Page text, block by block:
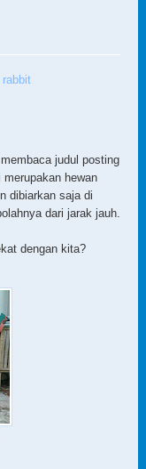
rabbit
judul posting
hewan
dibiarkan saja di
dari jarak jauh.
dengan kita?